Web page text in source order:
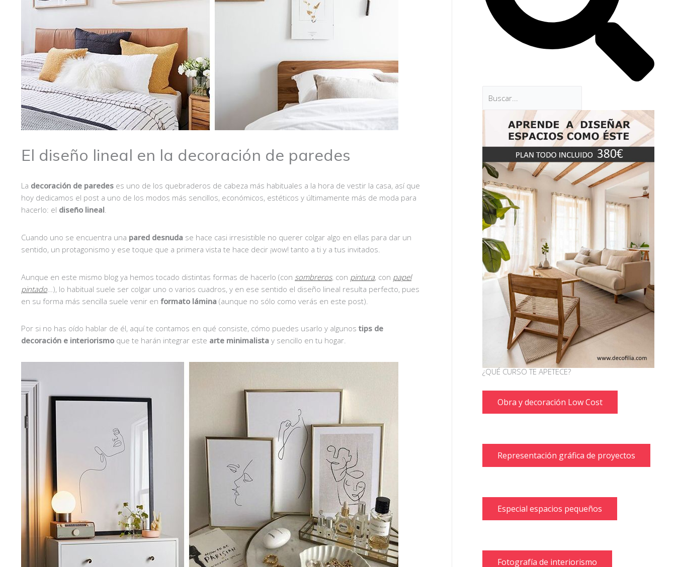
El diseño lineal en la decoración de paredes
La decoración de paredes es uno de los quebraderos de cabeza más habituales a la hora de vestir la casa, así que
hoy dedicamos el post a uno de los modos más sencillos, económicos, estéticos y últimamente más de moda para
hacerlo: el diseño lineal.
Cuando uno se encuentra una pared desnuda se hace casi irresistible no querer colgar algo en ellas para dar un
sentido, un protagonismo y ese toque que a primera vista te hace decir ¡wow! tanto a ti y a tus invitados.
Aunque en este mismo blog ya hemos tocado distintas formas de hacerlo (con sombreros, con pintura, con papel
pintado …), lo habitual suele ser colgar uno o varios cuadros, y en ese sentido el diseño lineal resulta perfecto, pues
en su forma más sencilla suele venir en formato lámina (aunque no sólo como verás en este post).
Por si no has oído hablar de él, aquí te contamos en qué consiste, cómo puedes usarlo y algunos tips de
decoración e interiorismo que te harán integrar este arte minimalista y sencillo en tu hogar.
¿QUÉ CURSO TE APETECE?
Obra y decoración Low Cost
Representación gráfica de proyectos
Especial espacios pequeños
Fotografía de interiorismo